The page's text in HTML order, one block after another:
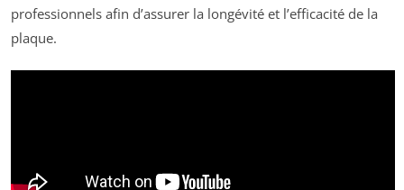
professionnels afin d’assurer la longévité et l’efficacité de la
plaque.